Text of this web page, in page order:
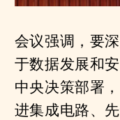
会议强调，要
于数据发展和
中央决策部署
进集成电路、